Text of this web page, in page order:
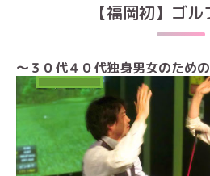
【福岡初】ゴ
〜３０代４０代独身男女のため